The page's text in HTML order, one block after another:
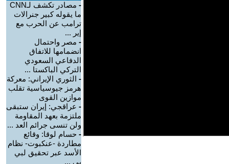
-
مصادر تكشف لـCNN
ما يقوله كبير جنرالات
ترامب عن الحرب مع
إير ...
- مصر واحتمال
انضمامها للاتفاق
الدفاعي السعودي
التركي الباكستا ...
- الثوري الإيراني: معركة
هرمز جيوسياسية تقلب
موازين القوى
- عراقجي: إيران ستبقى
ملتزمة بعهد المقاومة
ولن تنسى جرائم العد ...
- حسام لوقا: وقائع
مطاردة -عنكبوت- نظام
الأسد عبر تحقيق لبي
بي ...